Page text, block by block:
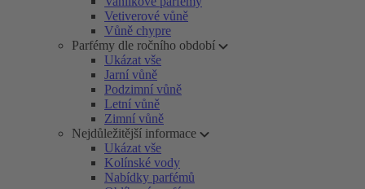
Vetiverové vůně
Vůně chypre
Parfémy dle ročního období
Ukázat vše
Jarní vůně
Podzimní vůně
Letní vůně
Zimní vůně
Nejdůležitější informace
Ukázat vše
Kolínské vody
Nabídky parfémů